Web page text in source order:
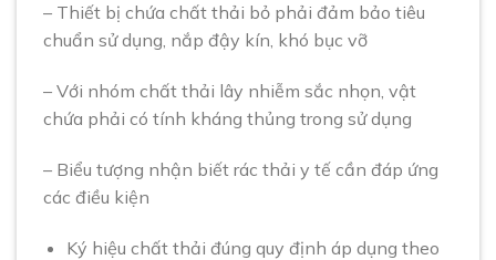
– Thiết bị chứa chất thải bỏ phải đảm bảo tiêu
chuẩn sử dụng, nắp đậy kín, khó bục vỡ
– Với nhóm chất thải lây nhiễm sắc nhọn, vật
chứa phải có tính kháng thủng trong sử dụng
– Biểu tượng nhận biết rác thải y tế cần đáp ứng
các điều kiện
Ký hiệu chất thải đúng quy định áp dụng theo